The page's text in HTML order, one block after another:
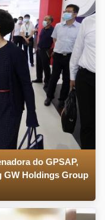
do GPSAP,
GW Holdings Group